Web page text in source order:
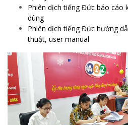
Phiên dịch tiếng Đức báo cáo
dùng
Phiên dịch tiếng Đức hướng
thuật, user manual